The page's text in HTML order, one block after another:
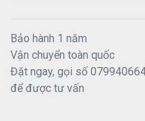
Bảo hành 1 năm
Vận chuyển toàn quốc
Đặt ngay, gọi số
để được tư vấn